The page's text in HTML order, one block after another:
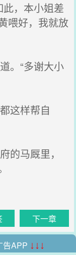
，本小姐差
喂好，我就放
。“多谢大小
这样帮自
的马厩里，
下一章
告APP ↓↓↓